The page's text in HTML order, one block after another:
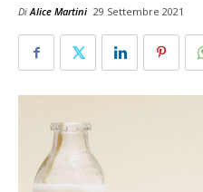
DiAlice Martini 29 Settembre 2021